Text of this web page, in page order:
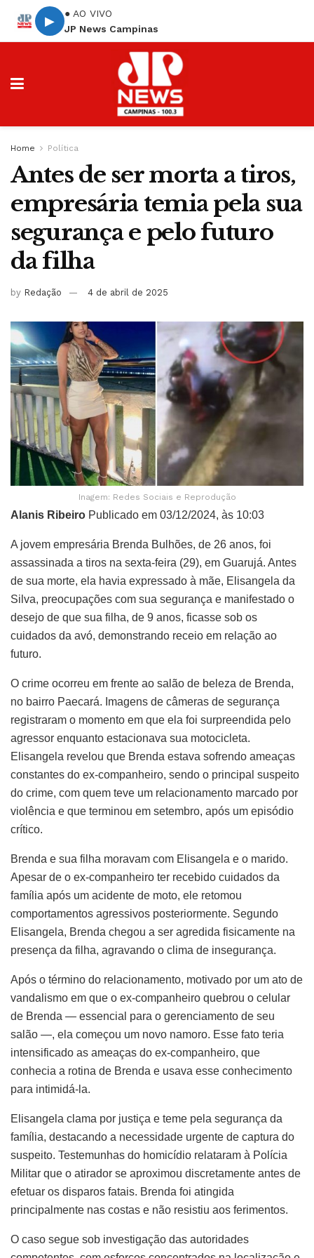
▶
● AO VIVO
JP News Campinas
Home Política
Antes de ser morta a tiros,
empresária temia pela sua
segurança e pelo futuro
da filha
by Redação 4 de abril de 2025
Inagem: Redes Sociais e Reprodução
Alanis Ribeiro Publicado em 03/12/2024, às 10:03
A jovem empresária Brenda Bulhões, de 26 anos, foi
assassinada a tiros na sexta-feira (29), em Guarujá. Antes
de sua morte, ela havia expressado à mãe, Elisangela da
Silva, preocupações com sua segurança e manifestado o
desejo de que sua filha, de 9 anos, ficasse sob os
cuidados da avó, demonstrando receio em relação ao
futuro.
O crime ocorreu em frente ao salão de beleza de Brenda,
no bairro Paecará. Imagens de câmeras de segurança
registraram o momento em que ela foi surpreendida pelo
agressor enquanto estacionava sua motocicleta.
Elisangela revelou que Brenda estava sofrendo ameaças
constantes do ex-companheiro, sendo o principal suspeito
do crime, com quem teve um relacionamento marcado por
violência e que terminou em setembro, após um episódio
crítico.
Brenda e sua filha moravam com Elisangela e o marido.
Apesar de o ex-companheiro ter recebido cuidados da
família após um acidente de moto, ele retomou
comportamentos agressivos posteriormente. Segundo
Elisangela, Brenda chegou a ser agredida fisicamente na
presença da filha, agravando o clima de insegurança.
Após o término do relacionamento, motivado por um ato de
vandalismo em que o ex-companheiro quebrou o celular
de Brenda — essencial para o gerenciamento de seu
salão —, ela começou um novo namoro. Esse fato teria
intensificado as ameaças do ex-companheiro, que
conhecia a rotina de Brenda e usava esse conhecimento
para intimidá-la.
Elisangela clama por justiça e teme pela segurança da
família, destacando a necessidade urgente de captura do
suspeito. Testemunhas do homicídio relataram à Polícia
Militar que o atirador se aproximou discretamente antes de
efetuar os disparos fatais. Brenda foi atingida
principalmente nas costas e não resistiu aos ferimentos.
O caso segue sob investigação das autoridades